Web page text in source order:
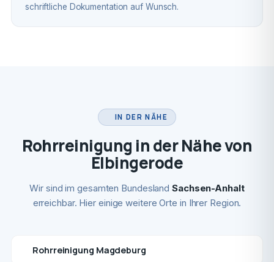
schriftliche Dokumentation auf Wunsch.
IN DER NÄHE
Rohrreinigung in der Nähe von
Elbingerode
Wir sind im gesamten BundeslandSachsen-Anhalt
erreichbar. Hier einige weitere Orte in Ihrer Region.
Rohrreinigung Magdeburg